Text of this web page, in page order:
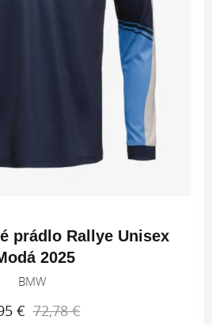
prádlo Rallye Unisex
2025
BMW
€ 72,78 €